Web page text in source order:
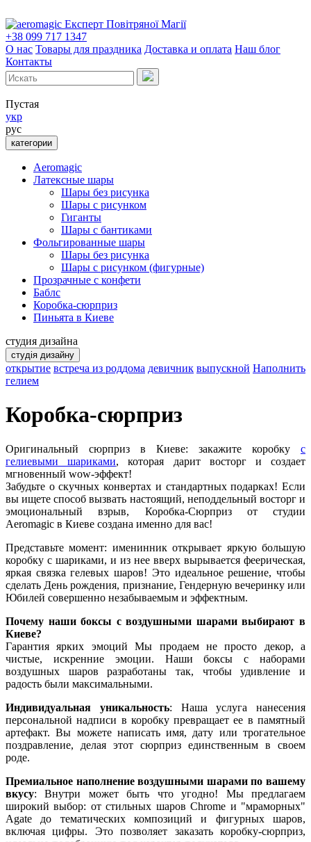
Експерт Повітряної Магії
+38 099 717 1347
О нас Товары для праздника Доставка и оплата Наш блог
Контакты
Пустая
укр
рус
категории
Aeromagic
Латексные шары
Шары без рисунка
Шары с рисунком
Гиганты
Шары с бантиками
Фольгированные шары
Шары без рисунка
Шары с рисунком (фигурные)
Прозрачные с конфети
Баблс
Коробка-сюрприз
Пиньята в Киеве
студия дизайна
студія дизайну
открытие встреча из роддома девичник выпускной Наполнить
гелием
Коробка-сюрприз
Оригинальный сюрприз в Киеве: закажите коробку с
гелиевыми шариками, которая дарит восторг и создает
мгновенный wow-эффект!
Забудьте о скучных конвертах и ​​стандартных подарках! Если
вы ищете способ вызвать настоящий, неподдельный восторг и
эмоциональный взрыв, Коробка-Сюрприз от студии
Aeromagic в Киеве создана именно для вас!
Представьте момент: именинник открывает яркую большую
коробку с шариками, и из нее вверх вырывается феерическая,
яркая связка гелевых шаров! Это идеальное решение, чтобы
сделать День рождения, признание, Гендерную вечеринку или
Юбилей совершенно незабываемым и эффектным.
Почему наши боксы с воздушными шарами выбирают в
Киеве?
Гарантия ярких эмоций Мы продаем не просто декор, а
чистые, искренние эмоции. Наши боксы с наборами
воздушных шаров разработаны так, чтобы удивление и
радость были максимальными.
Индивидуальная уникальность: Наша услуга нанесения
персональной надписи в коробку превращает ее в памятный
артефакт. Вы можете написать имя, дату или трогательное
поздравление, делая этот сюрприз единственным в своем
роде.
Премиальное наполнение воздушными шарами по вашему
вкусу: Внутри может быть что угодно! Мы предлагаем
широкий выбор: от стильных шаров Chrome и "мраморных"
Agate до тематических композиций и фигурных шаров,
включая цифры. Это позволяет заказать коробку-сюрприз,